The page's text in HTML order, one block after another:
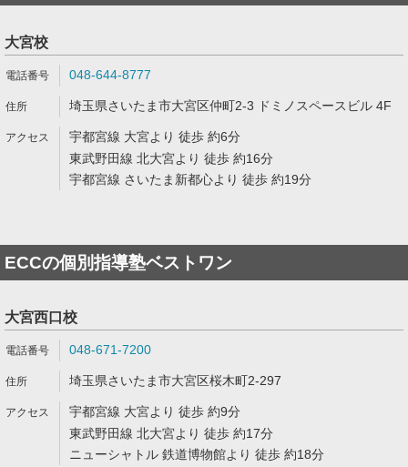
大宮校
048-644-8777
埼玉県さいたま市大宮区仲町2-3 ドミノスペースビル 4F
宇都宮線 大宮より 徒歩 約6分
東武野田線 北大宮より 徒歩 約16分
宇都宮線 さいたま新都心より 徒歩 約19分
ECCの個別指導塾ベストワン
大宮西口校
048-671-7200
埼玉県さいたま市大宮区桜木町2-297
宇都宮線 大宮より 徒歩 約9分
東武野田線 北大宮より 徒歩 約17分
ニューシャトル 鉄道博物館より 徒歩 約18分